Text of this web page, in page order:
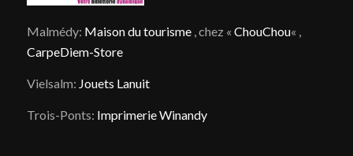
Malmédy: Maison du tourisme, chez « ChouChou« ,
CarpeDiem-Store
Vielsalm: Jouets Lanuit
Trois-Ponts: Imprimerie Winandy